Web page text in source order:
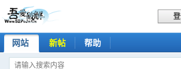
网站 新帖 帮助